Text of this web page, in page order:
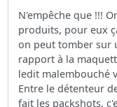
N'empêche que !!!
produits, pour eux
on peut tomber sur
rapport à la
ledit malembouché
Entre le détenteur
fait les packshots,